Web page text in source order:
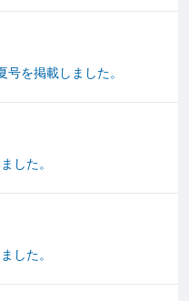
を掲載しました。
した。
した。